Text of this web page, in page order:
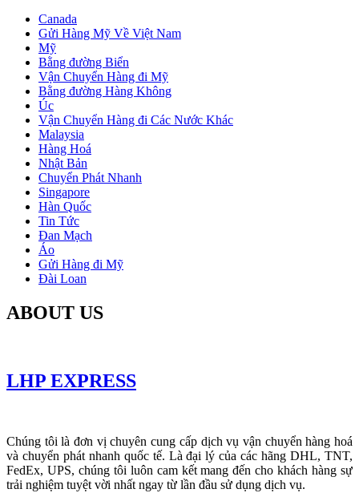
Canada
Gửi Hàng Mỹ Về Việt Nam
Mỹ
Bằng đường Biển
Vận Chuyển Hàng đi Mỹ
Bằng đường Hàng Không
Úc
Vận Chuyển Hàng đi Các Nước Khác
Malaysia
Hàng Hoá
Nhật Bản
Chuyển Phát Nhanh
Singapore
Hàn Quốc
Tin Tức
Đan Mạch
Áo
Gửi Hàng đi Mỹ
Đài Loan
ABOUT US
LHP EXPRESS
Chúng tôi là đơn vị chuyên cung cấp dịch vụ vận chuyển hàng hoá
và chuyển phát nhanh quốc tế. Là đại lý của các hãng DHL, TNT,
FedEx, UPS, chúng tôi luôn cam kết mang đến cho khách hàng sự
trải nghiệm tuyệt vời nhất ngay từ lần đầu sử dụng dịch vụ.